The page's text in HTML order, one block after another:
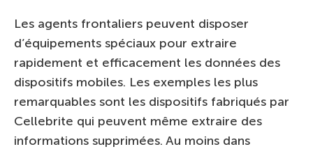
Les agents frontaliers peuvent disposer
d’équipements spéciaux pour extraire
rapidement et efficacement les données des
dispositifs mobiles. Les exemples les plus
remarquables sont les dispositifs fabriqués par
Cellebrite qui peuvent même extraire des
informations supprimées. Au moins dans